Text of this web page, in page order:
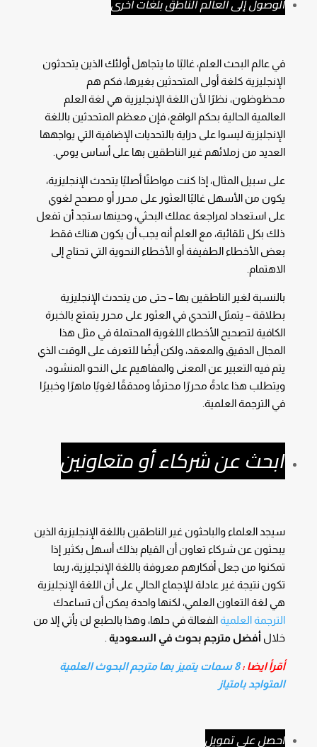
في عالم البحث العلم، غالبًا ما يتجاهل أولئك الذين يتحدثون
الإنجليزية كلغة أولى المتحدثين بغيرها، فكم هم
محظوظون، نظرًا لأن اللغة الإنجليزية هي لغة العلم
العالمية الحالية بحكم الواقع، فإن معظم المتحدثين باللغة
الإنجليزية ليسوا على دراية بالتحديات الإضافية التي يواجهها
العديد من زملائهم غير الناطقين بها على أساس يومي.
على سبيل المثال، إذا كنت مواطنًا أصليًا يتحدث الإنجليزية،
يكون من الأسهل غالبًا العثور على محرر أو مصحح لغوي
على استعداد لمراجعة عملك البحثي، وحينها ستجد أن تفعل
ذلك بكل تلقائية، مع العلم أنه يجب أن يكون هناك فقط
بعض الأخطاء الطفيفة أو الأخطاء النحوية التي تحتاج إلى
الاهتمام.
بالنسبة لغير الناطقين بها – حتى من يتحدث الإنجليزية
بطلاقة – يتمثل التحدي في العثور على محرر يتمتع بالخبرة
الكافية لتصحيح الأخطاء اللغوية المحتملة في مثل هذا
المجال الدقيق والمعقد، ولكن أيضًا للتعرف على الوقت الذي
يتم فيه التعبير عن المعنى والمفاهيم على النحو المنشود،
ويتطلب هذا عادةً محررًا محترفًا ومدققًا لغويًا ماهرًا وخبيرًا
في الترجمة العلمية.
ابحث عن شركاء أو متعاونين
سيجد العلماء والباحثون غير الناطقين باللغة الإنجليزية الذين
يبحثون عن شركاء تعاون أن القيام بذلك أسهل بكثير إذا
تمكنوا من جعل أفكارهم معروفة باللغة الإنجليزية، ربما
تكون نتيجة غير عادلة للإجماع الحالي على أن اللغة الإنجليزية
هي لغة التعاون العلمي، لكنها واحدة يمكن أن تساعدك
الترجمة العلميةالفعالة في حلها، وهذا بالطبع لن يأتي إلا من
خلال أفضل مترجم بحوث في السعودية.
أقرأ ايضا :
8 سمات يتميز بها مترجم البحوث العلمية
المتواجد بامتياز
احصل على تمويل